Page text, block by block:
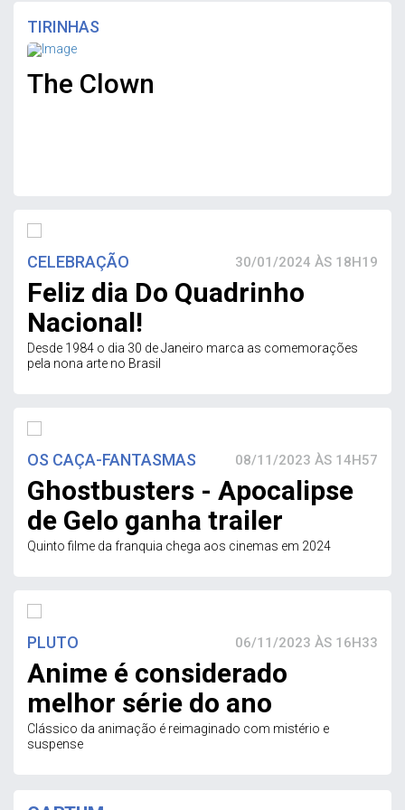
TIRINHAS
The Clown
CELEBRAÇÃO 30/01/2024 ÀS 18H19
Feliz dia Do Quadrinho
Nacional!
Desde 1984 o dia 30 de Janeiro marca as comemorações
pela nona arte no Brasil
OS CAÇA-FANTASMAS 08/11/2023 ÀS 14H57
Ghostbusters - Apocalipse
de Gelo ganha trailer
Quinto filme da franquia chega aos cinemas em 2024
PLUTO 06/11/2023 ÀS 16H33
Anime é considerado
melhor série do ano
Clássico da animação é reimaginado com mistério e
suspense